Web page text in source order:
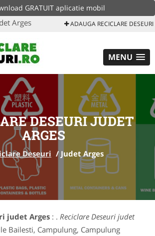
GRATUIT aplicatie mobil
Arges ADAUGA RECICLARE DESEURI
MENU
DESEURI JUDET
ARGES
Deseuri / Judet Arges
judet Arges : . Reciclare Deseuri judet
Bailesti, Campulung, Campulung